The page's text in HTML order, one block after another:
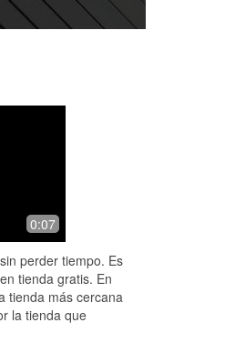
0:07
perder tiempo. Es
tienda gratis. En
tienda más cercana
la tienda que